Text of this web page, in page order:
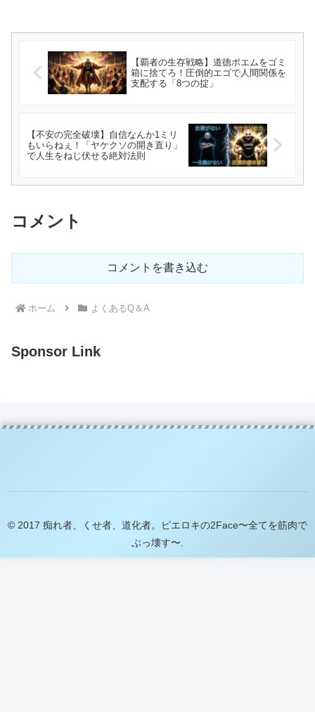
【覇者の生存戦略】道徳ポエムをゴミ
箱に捨てろ！圧倒的エゴで人間関係を
支配する「8つの掟」
【不安の完全破壊】自信なんか1ミリ
もいらねぇ！「ヤケクソの開き直り」
で人生をねじ伏せる絶対法則
コメント
コメントを書き込む
ホーム よくあるQ＆A
Sponsor Link
© 2017 痴れ者、くせ者、道化者。ピエロキの2Face〜全てを筋肉で
ぶっ壊す〜.